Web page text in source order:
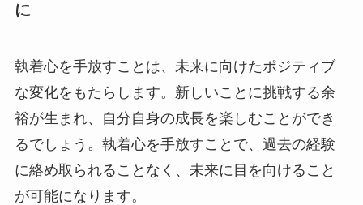
に
執着心を手放すことは、未来に向けたポジティブ
な変化をもたらします。新しいことに挑戦する余
裕が生まれ、自分自身の成長を楽しむことができ
るでしょう。執着心を手放すことで、過去の経験
に絡め取られることなく、未来に目を向けること
が可能になります。